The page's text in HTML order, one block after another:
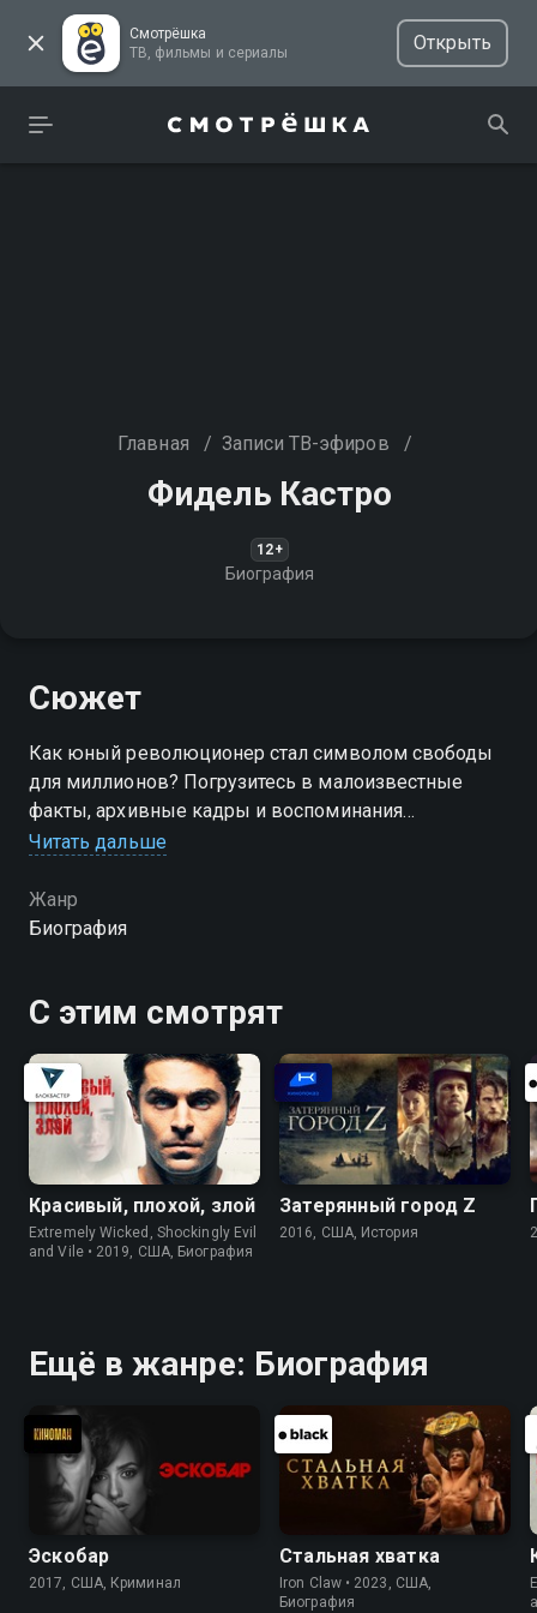
Смотрёшка
ТВ, фильмы и сериалы
Открыть
Главная / Записи ТВ-эфиров /
Фидель Кастро
12+
Биография
Сюжет
Как юный революционер стал символом свободы
для миллионов? Погрузитесь в малоизвестные
факты, архивные кадры и воспоминания
современников о человеке, который бросил вызов
страны
Читать дальше
Жанр
Биография
С этим смотрят
Красивый, плохой, злой
Extremely Wicked, Shockingly Evil
and Vile • 2019, США, Биография
Затерянный город Z
2016, США, История
Ещё в жанре: Биография
Эскобар
2017, США, Криминал
Стальная хватка
Iron Claw • 2023, США,
Биография